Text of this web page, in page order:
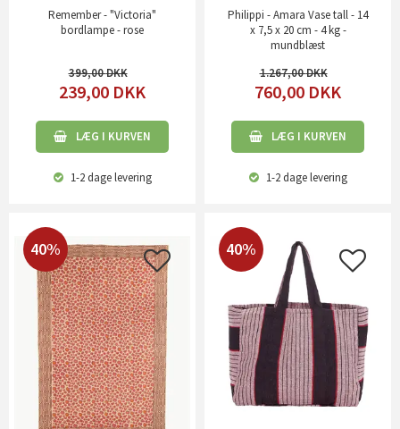
Remember - "Victoria"
bordlampe - rose
399,00
239,00 DKK
LÆG I KURVEN
1-2 dagelevering
Philippi - Amara Vase tall - 14
x 7,5 x 20 cm - 4 kg -
mundblæst
1.267,00
760,00 DKK
LÆG I KURVEN
1-2 dagelevering
40% 40%